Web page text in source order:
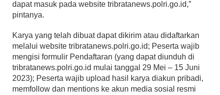
dapat masuk pada website tribratanews.polri.go.id,”
pintanya.
Karya yang telah dibuat dapat dikirim atau didaftarkan
melalui website tribratanews.polri.go.id; Peserta wajib
mengisi formulir Pendaftaran (yang dapat diunduh di
tribratanews.polri.go.id mulai tanggal 29 Mei – 15 Juni
2023); Peserta wajib upload hasil karya diakun pribadi,
memfollow dan mentions ke akun media sosial resmi